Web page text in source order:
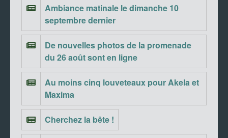
Ambiance matinale le dimanche 10
septembre dernier
De nouvelles photos de la promenade
du 26 août sont en ligne
Au moins cinq louveteaux pour Akela et
Maxima
Cherchez la bête !